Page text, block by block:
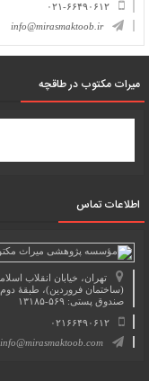
۰۲۱-۶۶۴۹۰۶۱۲
info@mirasmaktoob.ir
میرات مکتوب در طاقچه
اطلاعات تماس
صندوق پستی: ۵۶۹-۱۳۱۸۵
۰۲۱۶۶۴۹۰۶۱۲
info@mirasmaktoob.com